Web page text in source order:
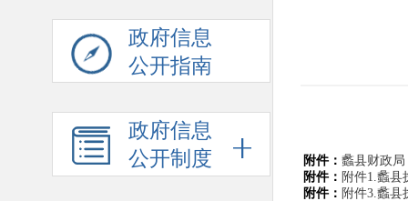
政府信息
公开指南
政府信息
公开制度
附件： 蠡县财政
附件： 附件1.蠡县
附件： 附件3.蠡县